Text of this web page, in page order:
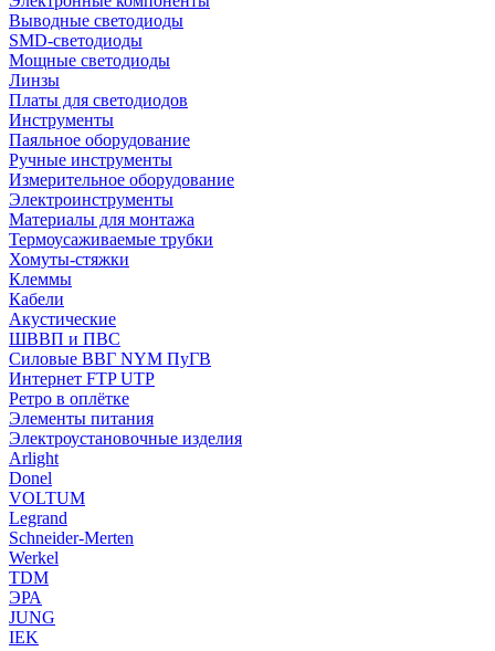
Выводные светодиоды
SMD-светодиоды
Мощные светодиоды
Линзы
Платы для светодиодов
Инструменты
Паяльное оборудование
Ручные инструменты
Измерительное оборудование
Электроинструменты
Материалы для монтажа
Термоусаживаемые трубки
Хомуты-стяжки
Клеммы
Кабели
Акустические
ШВВП и ПВС
Силовые ВВГ NYM ПуГВ
Интернет FTP UTP
Ретро в оплётке
Элементы питания
Электроустановочные изделия
Arlight
Donel
VOLTUM
Legrand
Schneider-Merten
Werkel
TDM
ЭРА
JUNG
IEK